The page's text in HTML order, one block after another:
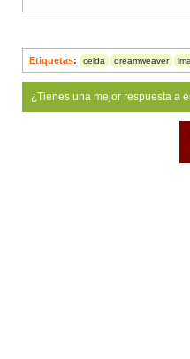
Etiquetas: celda dreamweaver
¿Tienes una mejor respuesta a